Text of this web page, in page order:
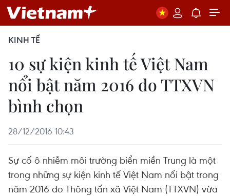
KINH TẾ
10 sự kiện kinh tế Việt Nam
nổi bật năm 2016 do TTXVN
bình chọn
28/12/2016 10:43
Sự cố ô nhiễm môi trường biển miền Trung là một
trong những sự kiện kinh tế Việt Nam nổi bật trong
năm 2016 do Thông tấn xã Việt Nam (TTXVN) vừa